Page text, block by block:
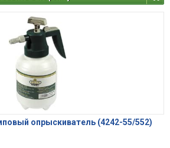
опрыскиватель (4242-55/552)